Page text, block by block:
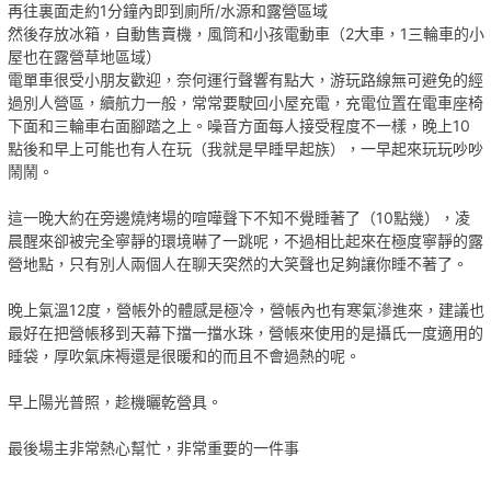
再往裏面走約1分鐘內即到廁所/水源和露營區域
然後存放冰箱，自動售賣機，風筒和小孩電動車（2大車，1三輪車的小
屋也在露營草地區域）
電單車很受小朋友歡迎，奈何運行聲響有點大，游玩路線無可避免的經
過別人營區，續航力一般，常常要駛回小屋充電，充電位置在電車座椅
下面和三輪車右面腳踏之上。噪音方面每人接受程度不一樣，晚上10
點後和早上可能也有人在玩（我就是早睡早起族），一早起來玩玩吵吵
鬧鬧。
這一晚大約在旁邊燒烤場的喧嘩聲下不知不覺睡著了（10點幾），凌
晨醒來卻被完全寧靜的環境嚇了一跳呢，不過相比起來在極度寧靜的露
營地點，只有別人兩個人在聊天突然的大笑聲也足夠讓你睡不著了。
晚上氣溫12度，營帳外的體感是極冷，營帳內也有寒氣滲進來，建議也
最好在把營帳移到天幕下擋一擋水珠，營帳來使用的是攝氏一度適用的
睡袋，厚吹氣床褥還是很暖和的而且不會過熱的呢。
早上陽光普照，趁機曬乾營具。
最後場主非常熱心幫忙，非常重要的一件事